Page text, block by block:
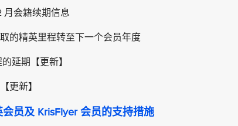
月会籍续期信息
的精英里程转至下一个会员年度
延期【更新】
更新】
员及 KrisFlyer 会员的支持措施